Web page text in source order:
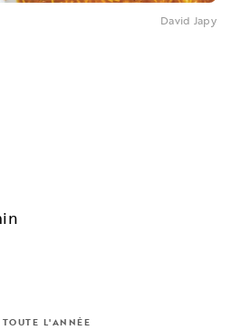
David Japy
L'ANNÉE